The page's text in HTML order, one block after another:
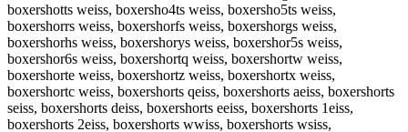
boxershotts weiss, boxersho4ts weiss, boxersho5ts weiss,
boxershorrs weiss, boxershorfs weiss, boxershorgs weiss,
boxershorhs weiss, boxershorys weiss, boxershor5s weiss,
boxershor6s weiss, boxershortq weiss, boxershortw weiss,
boxershorte weiss, boxershortz weiss, boxershortx weiss,
boxershortc weiss, boxershorts qeiss, boxershorts aeiss, boxershorts
seiss, boxershorts deiss, boxershorts eeiss, boxershorts 1eiss,
boxershorts 2eiss, boxershorts wwiss, boxershorts wsiss,